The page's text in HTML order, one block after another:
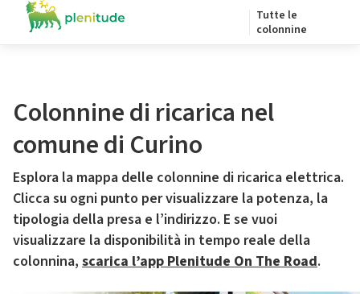
Tutte le
colonnine
Colonnine di ricarica nel
comune di Curino
Esplora la mappa delle colonnine di ricarica elettrica.
Clicca su ogni punto per visualizzare la potenza, la
tipologia della presa e l’indirizzo. E se vuoi
visualizzare la disponibilità in tempo reale della
colonnina, scarica l’app Plenitude On The Road.